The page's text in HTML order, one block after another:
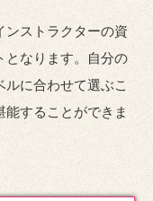
ンストラクターの資
となります。自分の
に合わせて選ぶこ
することができま